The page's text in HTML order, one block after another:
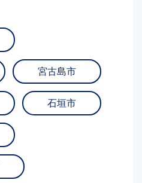
宮古島市
石垣市